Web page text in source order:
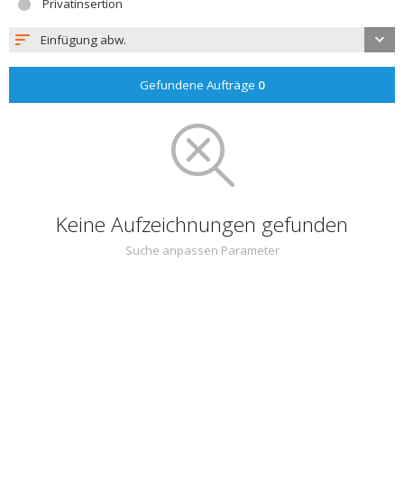
Privatinsertion
Einfügung abw.
Gefundene Aufträge 0
Keine Aufzeichnungen gefunden
Suche anpassen Parameter